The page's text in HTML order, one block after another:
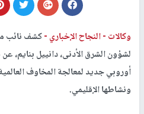
وكالات -النجاح الإخباري -كشف نائب
لشؤون الشرق الأدنى، دانييل بنايم،
أوروبي جديد لمعالجة المخاوف
ونشاطها الإقليمي.